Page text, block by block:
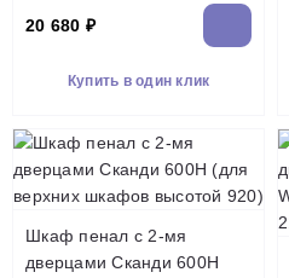
20 680 ₽
Купить в один клик
Шкаф пенал с 2-мя
дверцами Сканди 600Н